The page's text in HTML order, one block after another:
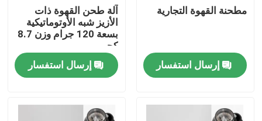
منتجات
عرض الواقع الافتراضي
مطحنة القهوة التجارية
إرسال استفسار
آلة طحن القهوة ذات
الأزيز شبه الأوتوماتيكية
بسعة 120 جرام وزن 8.7
كجم
إرسال استفسار